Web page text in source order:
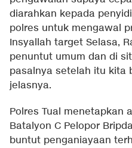
diarahkan kepada
polres untuk mengawal
Insyallah target Selasa,
penuntut umum dan di
pasalnya setelah itu kita
jelasnya.
Polres Tual menetapkan
Batalyon C Pelopor
buntut penganiayaan